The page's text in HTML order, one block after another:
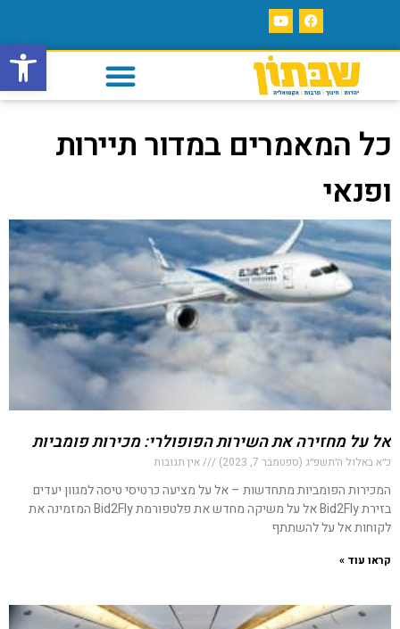
פתח
כל המאמרים במדור תיירות
ופנאי
אל על מחזירה את השירות הפופולרי: מכירות פומביות
כ״א באלול ה׳תשפ״ג (ספטמבר 7, 2023) אין תגובות
המכירות הפומביות מתחדשות – אל על מציעה כרטיסי טיסה למגוון יעדים
בזירת Bid2Fly אל על משיקה מחדש את פלטפורמת Bid2Fly המזמינה את
לקוחות אל על להשתתף
קראו עוד »